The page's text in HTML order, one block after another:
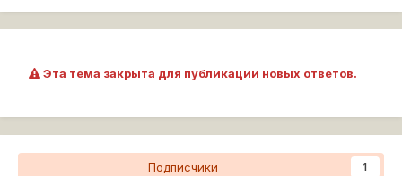
Эта тема закрыта для публикации новых ответов.
Подписчики 1